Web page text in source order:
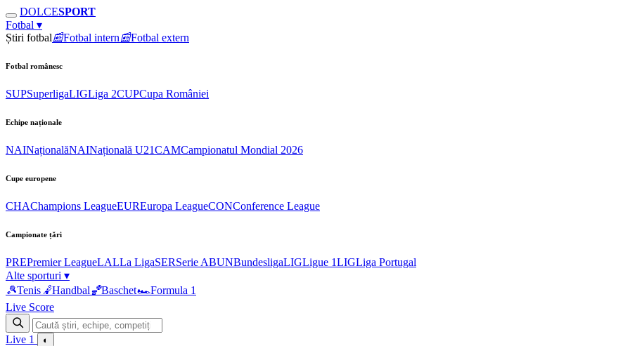
DOLCESPORT
Fotbal ▾
Știri fotbal📰Fotbal intern📰Fotbal extern
Fotbal românesc
SUPSuperligaLIGLiga 2CUPCupa României
Echipe naționale
NAINaționalăNAINațională U21CAMCampionatul Mondial 2026
Cupe europene
CHAChampions LeagueEUREuropa LeagueCONConference League
Campionate țări
PREPremier LeagueLALLa LigaSERSerie ABUNBundesligaLIGLigue 1LIGLiga Portugal
Alte sporturi ▾
🎾Tenis 🤾Handbal🏀Baschet🏎Formula 1
Live Score
Live 1 ◐